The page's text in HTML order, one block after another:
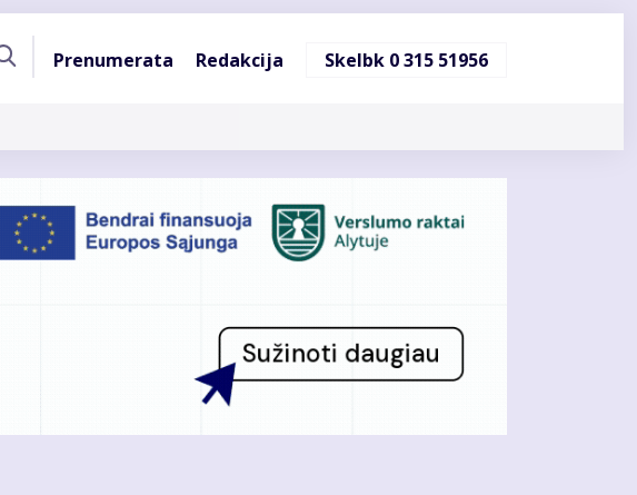
Pagrindinė
Prenumerata Redakcija Skelbk 0 315 51956